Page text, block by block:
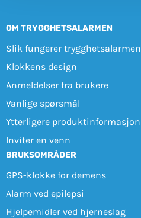
OM TRYGGHETSALARMEN
Slik fungerer trygghetsalarmen
Klokkens design
Anmeldelser fra brukere
Vanlige spørsmål
Ytterligere produktinformasjon
Inviter en venn
BRUKSOMRÅDER
GPS-klokke for demens
Alarm ved epilepsi
Hjelpemidler ved hjerneslag